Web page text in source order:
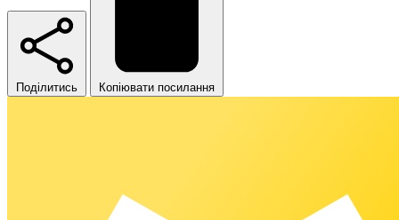
Поділитись Копіювати посилання